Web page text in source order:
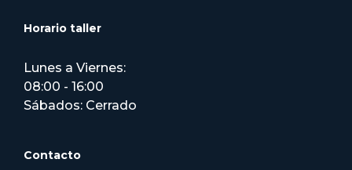
Horario taller
Lunes a Viernes:
08:00 - 16:00
Sábados: Cerrado
Contacto